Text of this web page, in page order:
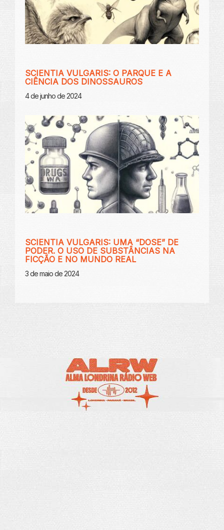
SCIENTIA VULGARIS: O PARQUE E A
CIÊNCIA DOS DINOSSAUROS
4 de junho de 2024
SCIENTIA VULGARIS: UMA “DOSE” DE
PODER. O USO DE SUBSTÂNCIAS NA
FICÇÃO E NO MUNDO REAL
3 de maio de 2024